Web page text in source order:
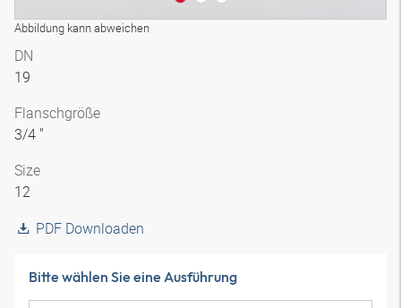
Abbildung kann abweichen
DN
19
Flanschgröße
3/4 "
Size
12
PDF Downloaden
Bitte wählen Sie eine Ausführung